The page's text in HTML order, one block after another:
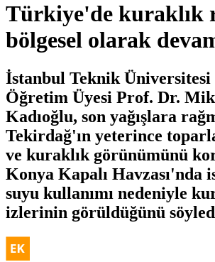
Türkiye'de kuraklık
bölgesel olarak
İstanbul Teknik
Öğretim Üyesi Prof. Dr.
Kadıoğlu, son yağışlara
Tekirdağ'ın yeterince
ve kuraklık görünümünü
Konya Kapalı Havzası'nda
suyu kullanımı nedeniyle
izlerinin görüldüğünü